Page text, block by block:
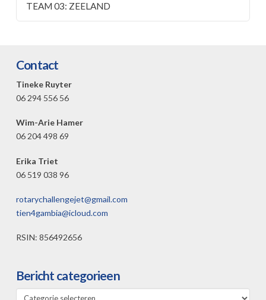
TEAM 03: ZEELAND
Contact
Tineke Ruyter
06 294 556 56
Wim-Arie Hamer
06 204 498 69
Erika Triet
06 519 038 96
rotarychallengejet@gmail.com
tien4gambia@icloud.com
RSIN: 856492656
Bericht categorieen
Bericht